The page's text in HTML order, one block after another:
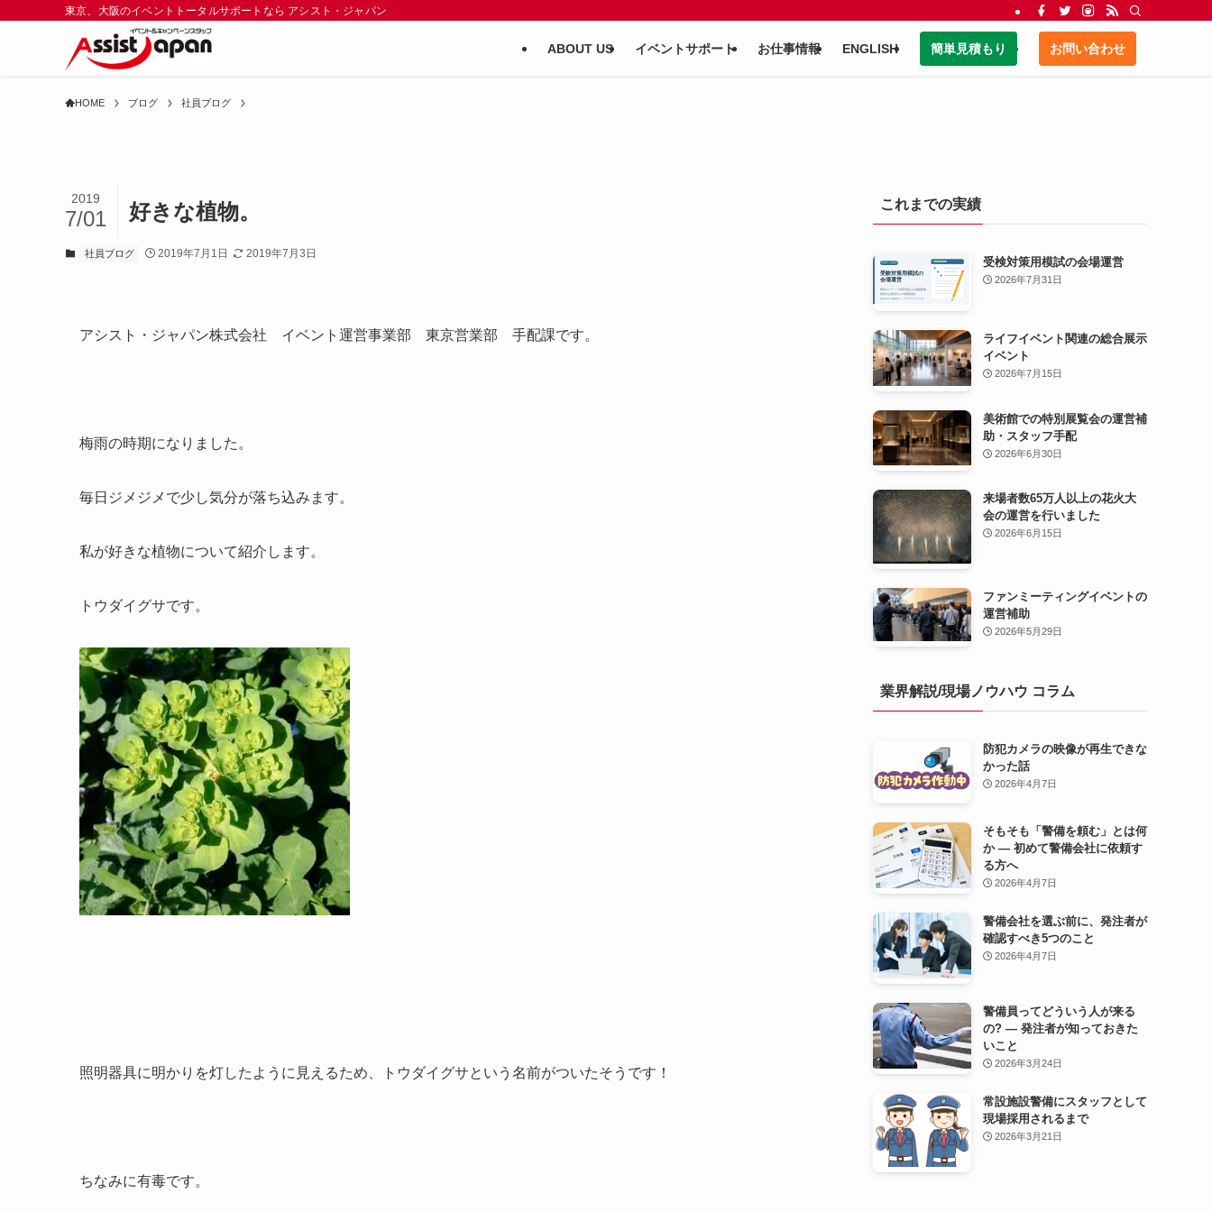
東京、大阪のイベントトータルサポートなら アシスト・ジャパン
ABOUT US イベントサポート お仕事情報 ENGLISH 簡単見積もり お問い合わせ
HOME ブログ 社員ブログ
好きな植物。
2019
7/01
社員ブログ 2019年7月1日 2019年7月3日
アシスト・ジャパン株式会社 イベント運営事業部 東京営業部 手配課です。
梅雨の時期になりました。
毎日ジメジメで少し気分が落ち込みます。
私が好きな植物について紹介します。
トウダイグサです。
照明器具に明かりを灯したように見えるため、トウダイグサという名前がついたそうです！
ちなみに有毒です。
これまでの実績
受検対策用模試の会場運営
2026年7月31日
ライフイベント関連の総合展示
イベント
2026年7月15日
美術館での特別展覧会の運営補
助・スタッフ手配
2026年6月30日
来場者数65万人以上の花火大
会の運営を行いました
2026年6月15日
ファンミーティングイベントの
運営補助
2026年5月29日
業界解説/現場ノウハウ コラム
防犯カメラの映像が再生できな
かった話
2026年4月7日
そもそも「警備を頼む」とは何
か — 初めて警備会社に依頼す
る方へ
2026年4月7日
警備会社を選ぶ前に、発注者が
確認すべき5つのこと
2026年4月7日
警備員ってどういう人が来る
の? — 発注者が知っておきた
いこと
2026年3月24日
常設施設警備にスタッフとして
現場採用されるまで
2026年3月21日